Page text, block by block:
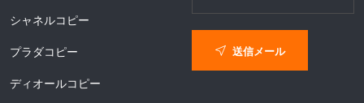
シャネルコピー
プラダコピー
ディオールコピー
送信メール